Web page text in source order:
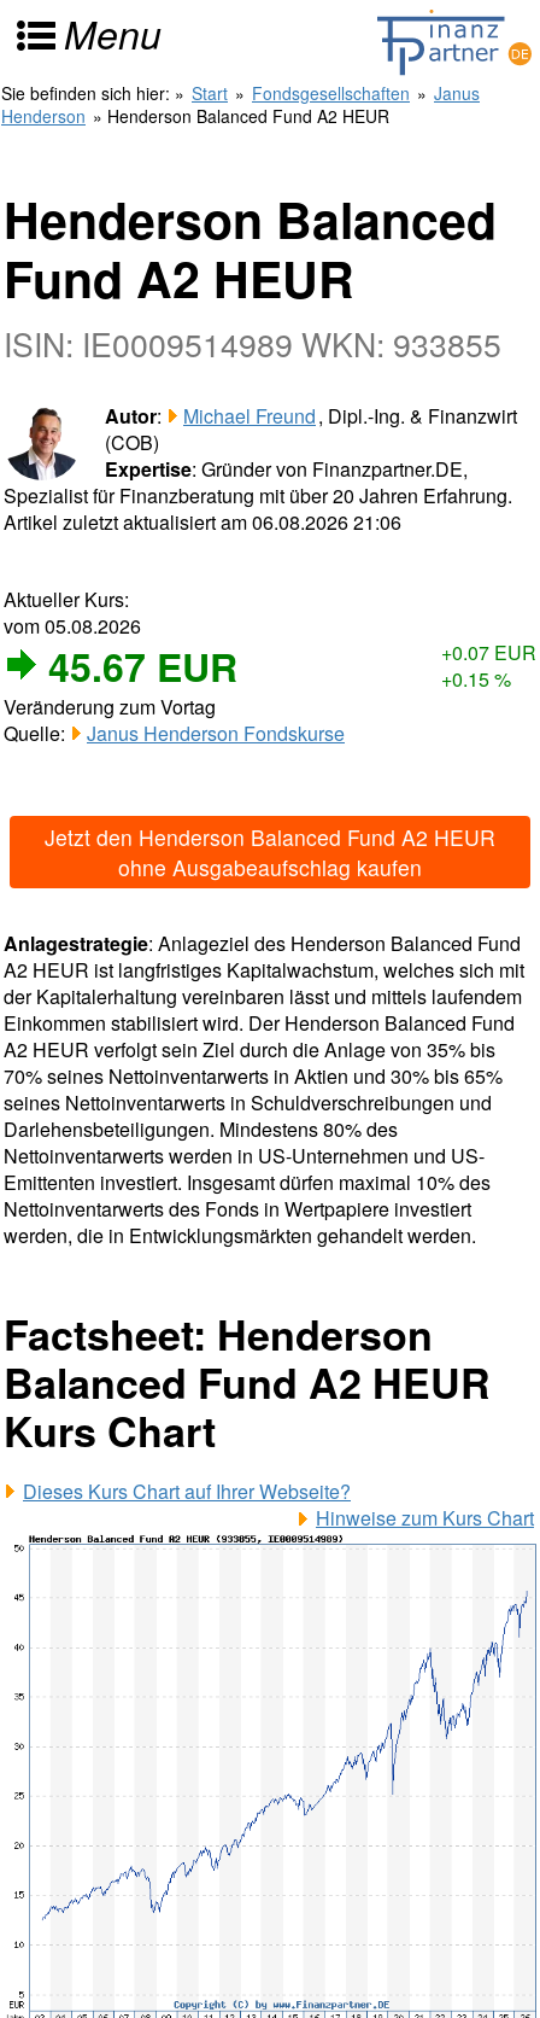
Menu
Sie befinden sich hier: » Start » Fondsgesellschaften » Janus
Henderson » Henderson Balanced Fund A2 HEUR
Henderson Balanced
Fund A2 HEUR
ISIN: IE0009514989 WKN: 933855
Autor: Michael Freund, Dipl.-Ing. & Finanzwirt
(COB)
Expertise: Gründer von Finanzpartner.DE,
Spezialist für Finanzberatung mit über 20 Jahren Erfahrung.
Artikel zuletzt aktualisiert am 06.08.2026 21:06
Aktueller Kurs:
vom 05.08.2026
45.67 EUR
+0.07 EUR
+0.15 %
Veränderung zum Vortag
Quelle:
Janus Henderson Fondskurse
Jetzt den Henderson Balanced Fund A2 HEUR
ohne Ausgabeaufschlag kaufen
Anlagestrategie: Anlageziel des Henderson Balanced Fund
A2 HEUR ist langfristiges Kapitalwachstum, welches sich mit
der Kapitalerhaltung vereinbaren lässt und mittels laufendem
Einkommen stabilisiert wird. Der Henderson Balanced Fund
A2 HEUR verfolgt sein Ziel durch die Anlage von 35% bis
70% seines Nettoinventarwerts in Aktien und 30% bis 65%
seines Nettoinventarwerts in Schuldverschreibungen und
Darlehensbeteiligungen. Mindestens 80% des
Nettoinventarwerts werden in US-Unternehmen und US-
Emittenten investiert. Insgesamt dürfen maximal 10% des
Nettoinventarwerts des Fonds in Wertpapiere investiert
werden, die in Entwicklungsmärkten gehandelt werden.
Factsheet: Henderson
Balanced Fund A2 HEUR
Kurs Chart
Dieses Kurs Chart auf Ihrer Webseite?
Hinweise zum Kurs Chart